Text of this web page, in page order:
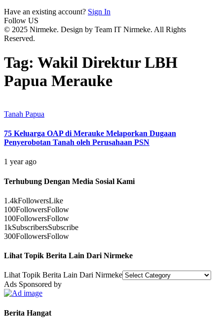
Have an existing account? Sign In
Follow US
© 2025 Nirmeke. Design by Team IT Nirmeke. All Rights
Reserved.
Tag: Wakil Direktur LBH
Papua Merauke
Tanah Papua
75 Keluarga OAP di Merauke Melaporkan Dugaan
Penyerobotan Tanah oleh Perusahaan PSN
1 year ago
Terhubung Dengan Media Sosial Kami
1.4kFollowersLike
100FollowersFollow
100FollowersFollow
1kSubscribersSubscribe
300FollowersFollow
Lihat Topik Berita Lain Dari Nirmeke
Lihat Topik Berita Lain Dari Nirmeke
Ads Sponsored by
Berita Hangat